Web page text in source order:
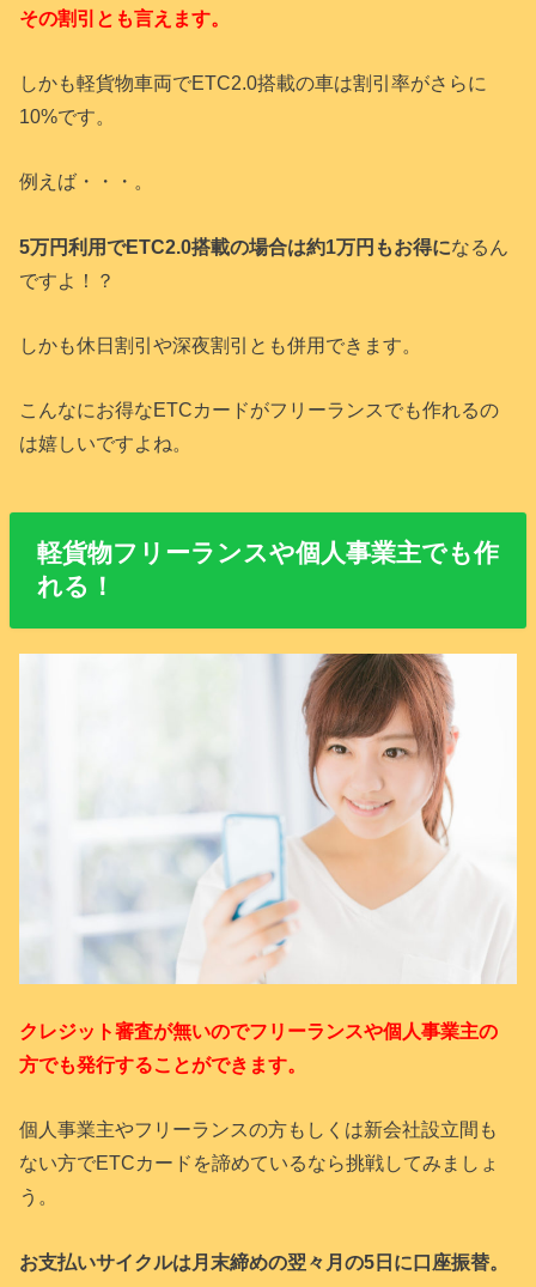
その割引とも言えます。
しかも軽貨物車両でETC2.0搭載の車は割引率がさらに
10%です。
例えば・・・。
5万円利用でETC2.0搭載の場合は約1万円もお得になるん
ですよ！？
しかも休日割引や深夜割引とも併用できます。
こんなにお得なETCカードがフリーランスでも作れるの
は嬉しいですよね。
軽貨物フリーランスや個人事業主でも作
れる！
クレジット審査が無いのでフリーランスや個人事業主の
方でも発行することができます。
個人事業主やフリーランスの方もしくは新会社設立間も
ない方でETCカードを諦めているなら挑戦してみましょ
う。
お支払いサイクルは月末締めの翌々月の5日に口座振替。